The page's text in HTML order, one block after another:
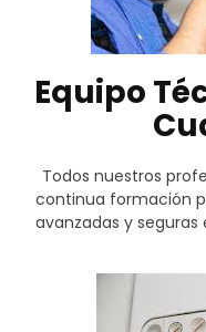
Equipo
Todos nuestros
continua formación
avanzadas y seguras